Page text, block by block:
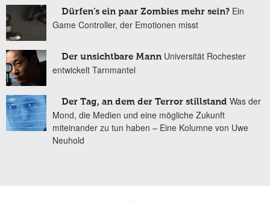
Dürfen’s ein paar Zombies mehr sein? Ein
Game Controller, der Emotionen misst
Der unsichtbare Mann Universität Rochester
entwickelt Tarnmantel
Der Tag, an dem der Terror stillstand Was der
Mond, die Medien und eine mögliche Zukunft
miteinander zu tun haben – Eine Kolumne von Uwe
Neuhold